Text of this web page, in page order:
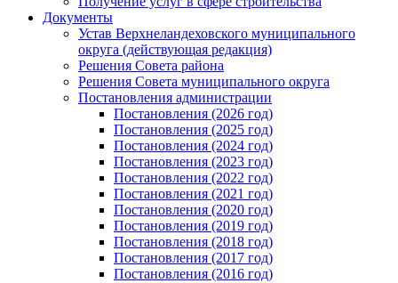
Документы
Устав Верхнеландеховского муниципального
округа (действующая редакция)
Решения Совета района
Решения Совета муниципального округа
Постановления администрации
Постановления (2026 год)
Постановления (2025 год)
Постановления (2024 год)
Постановления (2023 год)
Постановления (2022 год)
Постановления (2021 год)
Постановления (2020 год)
Постановления (2019 год)
Постановления (2018 год)
Постановления (2017 год)
Постановления (2016 год)